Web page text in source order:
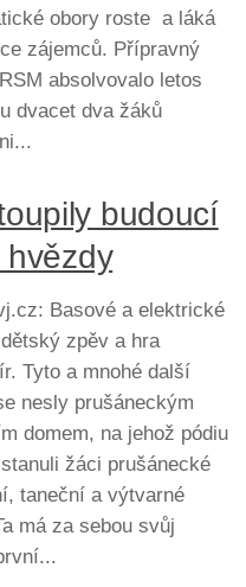
obory roste a láká
zájemců. Přípravný
absolvovalo letos
dvacet dva žáků
budoucí
Basové a elektrické
zpěv a hra
Tyto a mnohé další
nesly prušáneckým
domem, na jehož pódiu
žáci prušánecké
taneční a výtvarné
má za sebou svůj